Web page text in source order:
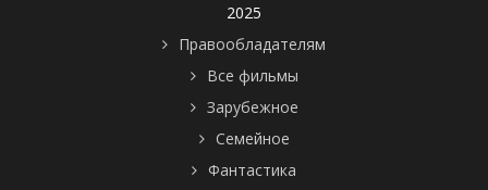
2025
Правообладателям
Все фильмы
Зарубежное
Семейное
Фантастика